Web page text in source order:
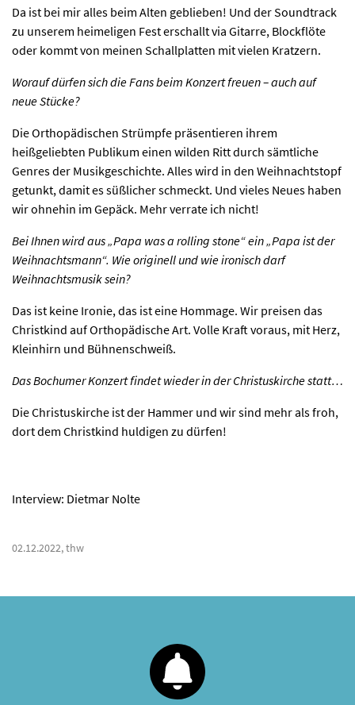
Da ist bei mir alles beim Alten geblieben! Und der Soundtrack
zu unserem heimeligen Fest erschallt via Gitarre, Blockflöte
oder kommt von meinen Schallplatten mit vielen Kratzern.
Worauf dürfen sich die Fans beim Konzert freuen – auch auf
neue Stücke?
Die Orthopädischen Strümpfe präsentieren ihrem
heißgeliebten Publikum einen wilden Ritt durch sämtliche
Genres der Musikgeschichte. Alles wird in den Weihnachtstopf
getunkt, damit es süßlicher schmeckt. Und vieles Neues haben
wir ohnehin im Gepäck. Mehr verrate ich nicht!
Bei Ihnen wird aus „Papa was a rolling stone“ ein „Papa ist der
Weihnachtsmann“. Wie originell und wie ironisch darf
Weihnachtsmusik sein?
Das ist keine Ironie, das ist eine Hommage. Wir preisen das
Christkind auf Orthopädische Art. Volle Kraft voraus, mit Herz,
Kleinhirn und Bühnenschweiß.
Das Bochumer Konzert findet wieder in der Christuskirche statt…
Die Christuskirche ist der Hammer und wir sind mehr als froh,
dort dem Christkind huldigen zu dürfen!
Interview: Dietmar Nolte
02.12.2022, thw